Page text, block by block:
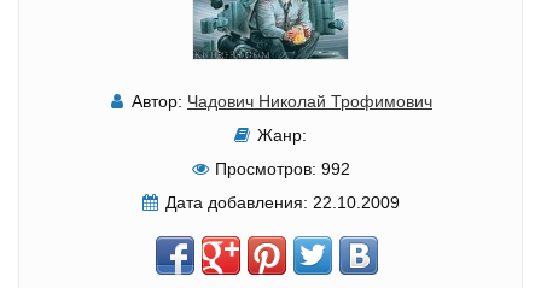
Автор: Чадович Николай Трофимович
Жанр:
Просмотров: 992
Дата добавления: 22.10.2009